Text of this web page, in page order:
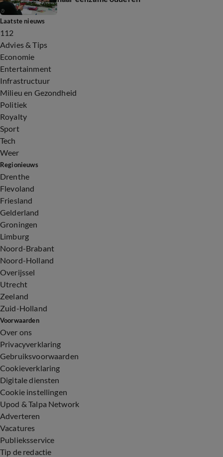
Laatste nieuws
112
Advies & Tips
Economie
Entertainment
Infrastructuur
Milieu en Gezondheid
Politiek
Royalty
Sport
Tech
Weer
Regionieuws
Drenthe
Flevoland
Friesland
Gelderland
Groningen
Limburg
Noord-Brabant
Noord-Holland
Overijssel
Utrecht
Zeeland
Zuid-Holland
Voorwaarden
Over ons
Privacyverklaring
Gebruiksvoorwaarden
Cookieverklaring
Digitale diensten
Cookie instellingen
Upod & Talpa Network
Adverteren
Vacatures
Publieksservice
Tip de redactie